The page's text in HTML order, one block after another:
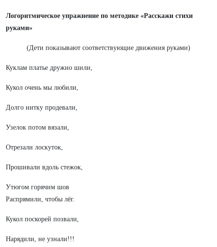
Логоритмическое упражнение по методике «Расскажи стихи
руками»
(Дети показывают соответствующие движения руками)
Куклам платье дружно шили,
Кукол очень мы любили,
Долго нитку продевали,
Узелок потом вязали,
Отрезали лоскуток,
Прошивали вдоль стежок,
Утюгом горячим шов
Распрямили, чтобы лёг.
Кукол поскорей позвали,
Нарядили, не узнали!!!